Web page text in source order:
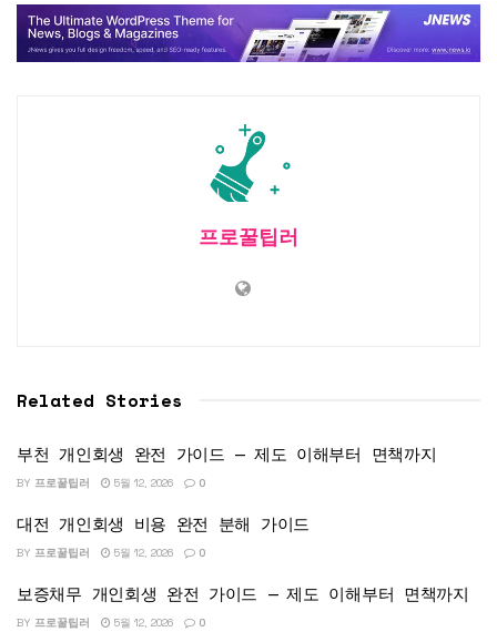
프로꿀팁러
Related Stories
부천 개인회생 완전 가이드 — 제도 이해부터 면책까지
BY 프로꿀팁러 5월 12, 2026 0
대전 개인회생 비용 완전 분해 가이드
BY 프로꿀팁러 5월 12, 2026 0
보증채무 개인회생 완전 가이드 — 제도 이해부터 면책까지
BY 프로꿀팁러 5월 12, 2026 0